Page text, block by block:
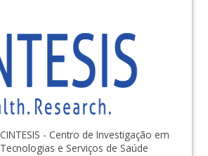
CINTESIS - Centro de Investigação em
Tecnologias e Serviços de Saúde